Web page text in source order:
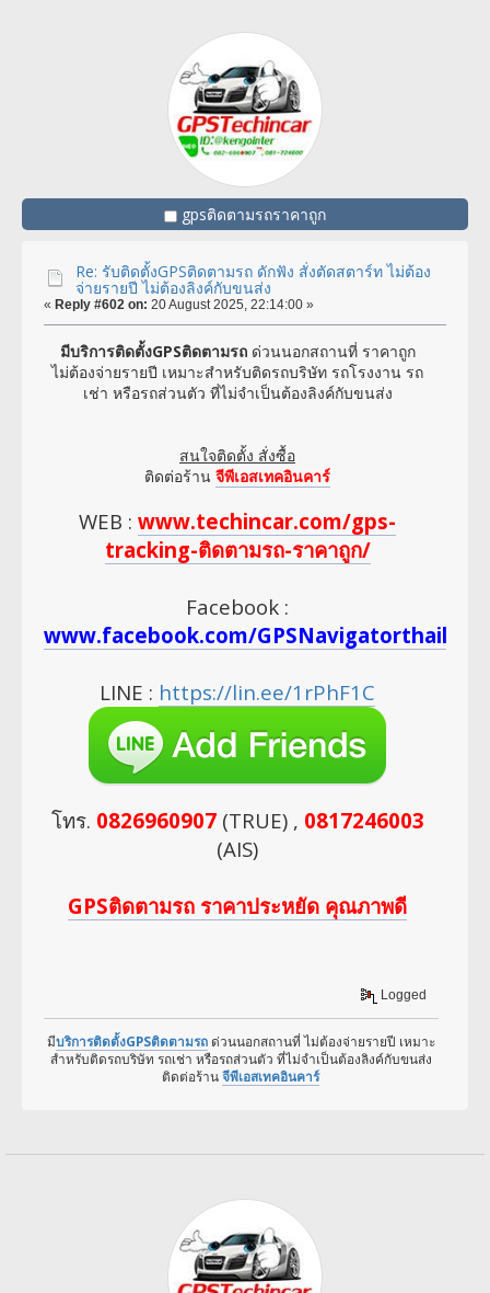
gpsติดตามรถราคาถูก
Re: รับติดตั้งGPSติดตามรถ ดักฟัง สั่งตัดสตาร์ท ไม่ต้อง
จ่ายรายปี ไม่ต้องลิงค์กับขนส่ง
« Reply #602 on: 20 August 2025, 22:14:00 »
มีบริการติดตั้งGPSติดตามรถด่วนนอกสถานที่ ราคาถูก
ไม่ต้องจ่ายรายปี เหมาะสำหรับติดรถบริษัท รถโรงงาน รถ
เช่า หรือรถส่วนตัว ที่ไม่จำเป็นต้องลิงค์กับขนส่ง
สนใจติดตั้ง สั่งซื้อ
ติดต่อร้าน จีพีเอสเทคอินคาร์
WEB : www.techincar.com/gps-
tracking-ติดตามรถ-ราคาถูก/
Facebook :
www.facebook.com/
LINE : https://lin.ee/1rPhF1C
โทร. 0826960907(TRUE) , 0817246003
(AIS)
GPSติดตามรถ ราคาประหยัด คุณภาพดี
Logged
มีบริการติดตั้งGPSติดตามรถด่วนนอกสถานที่ ไม่ต้องจ่ายรายปี เหมาะ
สำหรับติดรถบริษัท รถเช่า หรือรถส่วนตัว ที่ไม่จำเป็นต้องลิงค์กับขนส่ง
ติดต่อร้านจีพีเอสเทคอินคาร์